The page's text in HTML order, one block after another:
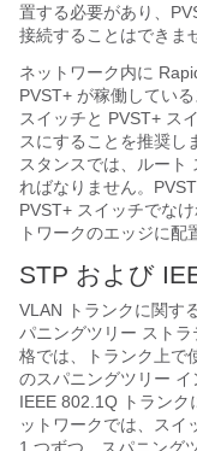
置する必要があり、
接続することはできま
ネットワーク内に
PVST+ が稼働してい
スイッチと PVST+ ス
スにすることを推奨し
スタンスでは、ルート
ればなりません。
PVST+ スイッチでな
トワークのエッジに配
STP および
VLAN トランクに関す
パニングツリー スト
格では、トランク上で
のスパニングツリー イ
IEEE 802.1Q トランク
ットワークでは、スイ